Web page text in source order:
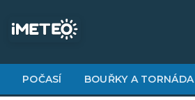
obsahu
POČASÍ BOUŘKY A TORNÁDA